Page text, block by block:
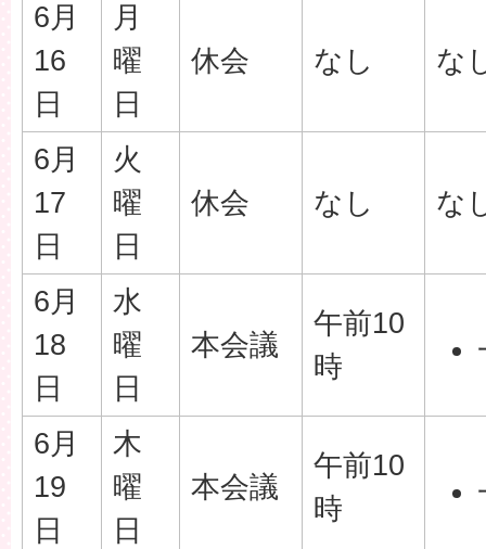
6月
16
日
月
曜
日
休会 なし な
6月
17
日
火
曜
日
休会 なし な
6月
18
日
水
曜
日
本会議
午前10
時
6月
19
日
木
曜
日
本会議
午前10
時